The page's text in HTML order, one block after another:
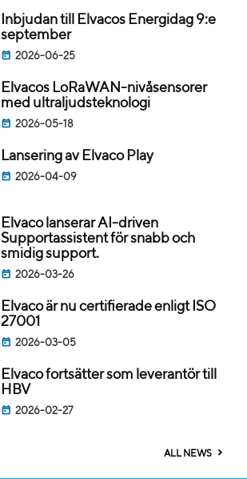
Inbjudan till Elvacos Energidag 9:e
september
2026-06-25
Elvacos LoRaWAN-nivåsensorer
med ultraljudsteknologi
2026-05-18
Lansering av Elvaco Play
2026-04-09
Elvaco lanserar AI-driven
Supportassistent för snabb och
smidig support.
2026-03-26
Elvaco är nu certifierade enligt ISO
27001
2026-03-05
Elvaco fortsätter som leverantör till
HBV
2026-02-27
ALL NEWS